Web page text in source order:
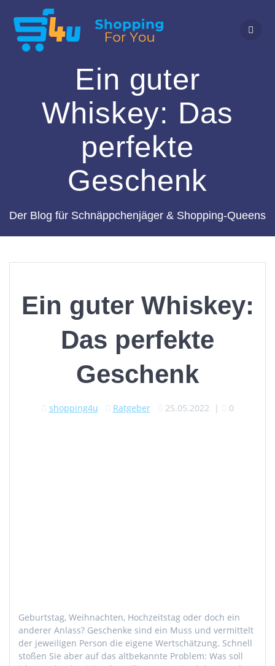
Inhalt
springen
Ein guter
Whiskey: Das
perfekte
Geschenk
Der Blog für Schnäppchenjäger & Shopping-Queens
Ein guter Whiskey:
Das perfekte
Geschenk
shopping4u Ratgeber 25.05.2022 | 0
Geburtstag, Weihnachten, Hochzeitstag oder doch ein
anderer Anlass? Geschenke sind ein Muss und vermittelt
der jeweiligen Person die eigene Wertschätzung. Schnell
stoßen Sie aber auf das altbekannte Problem: Was soll